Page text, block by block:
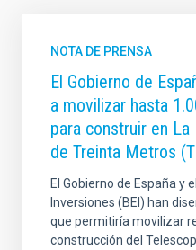
NOTA DE PRENSA
El Gobierno de
a movilizar hasta
para construir en
de Treinta Metros
El Gobierno de España y
Inversiones (BEI) han
que permitiría movilizar
construcción del